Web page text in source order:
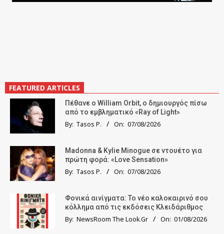
FEATURED ARTICLES
Πέθανε ο William Orbit, ο δημιουργός πίσω
από το εμβληματικό «Ray of Light»
By: Tasos P. On: 07/08/2026
Madonna & Kylie Minogue σε ντουέτο για
πρώτη φορά: «Love Sensation»
By: Tasos P. On: 07/08/2026
Φονικά αινίγματα: Το νέο καλοκαιρινό σου
κόλλημα από τις εκδόσεις Κλειδάριθμος
By: NewsRoom The Look.Gr On: 01/08/2026